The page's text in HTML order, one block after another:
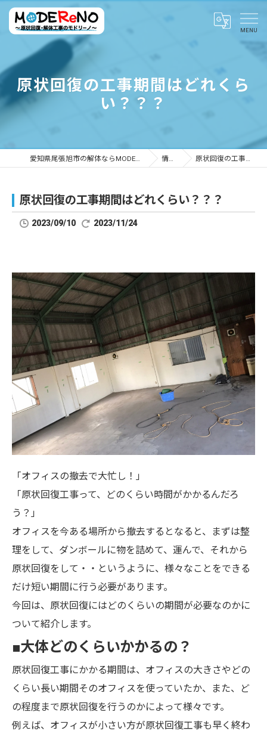
原状回復の工事期間はどれくら
い？？？
愛知県尾張旭市の解体ならMODEReNO ～原状回復・解体工事のモドリーノ～ 情報ブログ 原状回復の工事期間はどれくらい？？？
原状回復の工事期間はどれくらい？？？
2023/09/10 2023/11/24
「オフィスの撤去で大忙し！」
「原状回復工事って、どのくらい時間がかかるんだろ
う？」
オフィスを今ある場所から撤去するとなると、まずは整
理をして、ダンボールに物を詰めて、運んで、それから
原状回復をして・・というように、様々なことをできる
だけ短い期間に行う必要があります。
今回は、原状回復にはどのくらいの期間が必要なのかに
ついて紹介します。
■大体どのくらいかかるの？
原状回復工事にかかる期間は、オフィスの大きさやどの
くらい長い期間そのオフィスを使っていたか、また、ど
の程度まで原状回復を行うのかによって様々です。
例えば、オフィスが小さい方が原状回復工事も早く終わ